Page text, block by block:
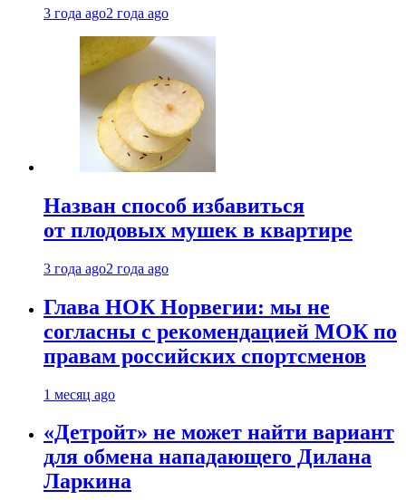
3 года ago2 года ago
Назван способ избавиться
от плодовых мушек в квартире
3 года ago2 года ago
Глава НОК Норвегии: мы не
согласны с рекомендацией МОК по
правам российских спортсменов
1 месяц ago
«Детройт» не может найти вариант
для обмена нападающего Дилана
Ларкина